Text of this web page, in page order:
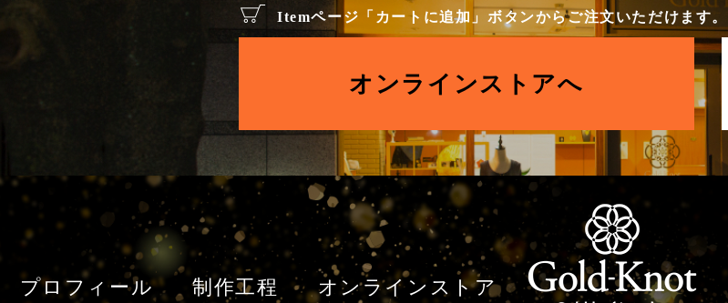
Itemページ「カートに追加」ボタンからご注文いただけます。
オンラインストアへ
プロフィール 制作工程 オンラインストア